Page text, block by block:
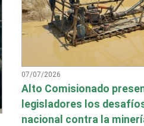
07/07/2026
Alto Comisionado
legisladores los
nacional contra la